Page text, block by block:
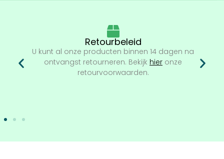
Retourbeleid
U kunt al onze producten binnen 14 dagen na
ontvangst retourneren. Bekijk hieronze
retourvoorwaarden.